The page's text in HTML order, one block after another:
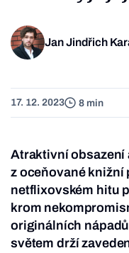
Jan Jindřich
17. 12. 2023 8 min
Atraktivní obsazení
z oceňované
netflixovském hitu
krom
originálních
světem drží